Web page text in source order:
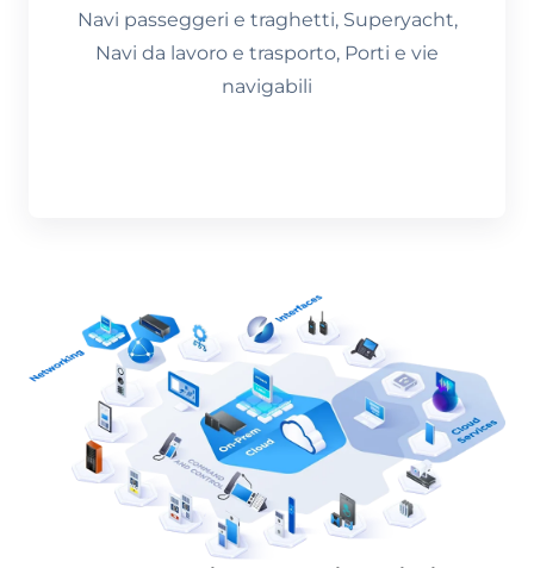
Navi passeggeri e traghetti, Superyacht,
Navi da lavoro e trasporto, Porti e vie
navigabili